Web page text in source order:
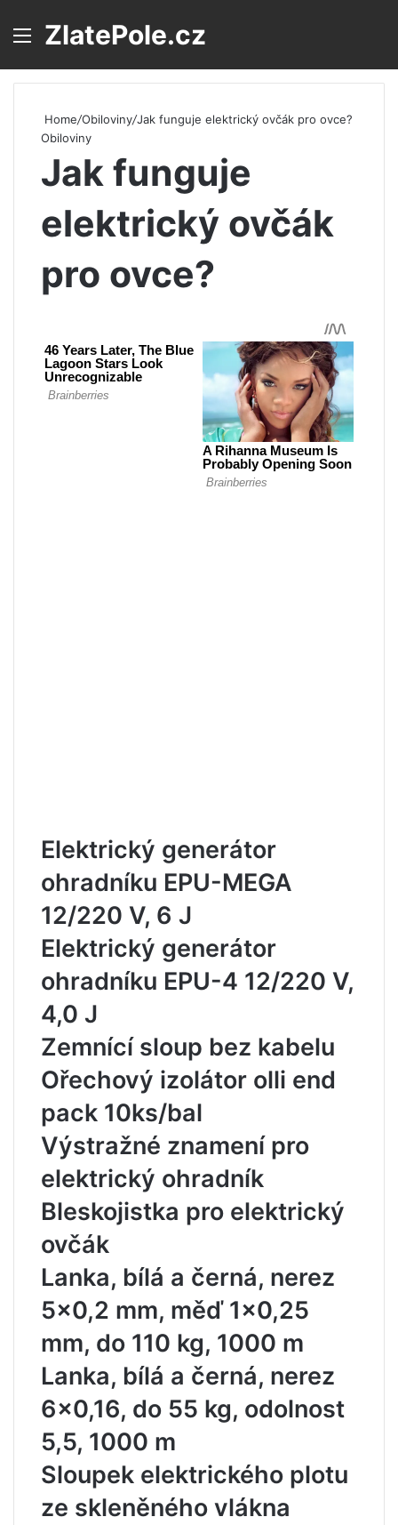
Menu
ZlatePole.cz
Home/Obiloviny/Jak funguje elektrický ovčák pro ovce?
Obiloviny
Jak funguje
elektrický ovčák
pro ovce?
Elektrický generátor
ohradníku EPU-MEGA
12/220 V, 6 J
Elektrický generátor
ohradníku EPU-4 12/220 V,
4,0 J
Zemnící sloup bez kabelu
Ořechový izolátor olli end
pack 10ks/bal
Výstražné znamení pro
elektrický ohradník
Bleskojistka pro elektrický
ovčák
Lanka, bílá a černá, nerez
5×0,2 mm, měď 1×0,25
mm, do 110 kg, 1000 m
Lanka, bílá a černá, nerez
6×0,16, do 55 kg, odolnost
5,5, 1000 m
Sloupek elektrického plotu
ze skleněného vlákna